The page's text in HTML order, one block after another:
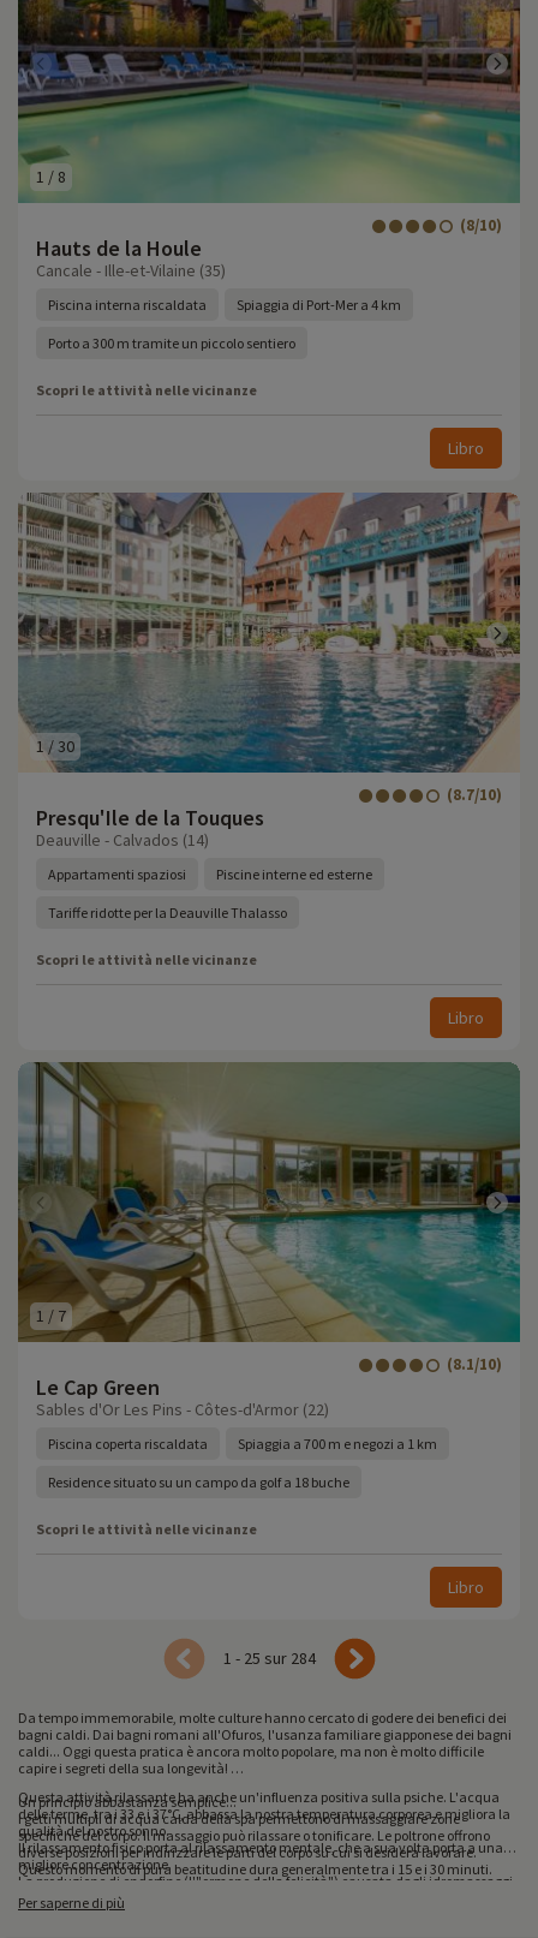
1 / 8
Hauts de la Houle
(8/10)
Cancale - Ille-et-Vilaine (35)
Piscina interna riscaldata Spiaggia di Port-Mer a 4 km
Porto a 300 m tramite un piccolo sentiero
Scopri le attività nelle vicinanze
Libro
1 /30
Presqu'Ile de la Touques
(8.7/10)
Deauville - Calvados (14)
Appartamenti spaziosi Piscine interne ed esterne
Tariffe ridotte per la Deauville Thalasso
Scopri le attività nelle vicinanze
Libro
1 / 7
Le Cap Green
(8.1/10)
Sables d'Or Les Pins - Côtes-d'Armor (22)
Piscina coperta riscaldata Spiaggia a 700 m e negozi a 1 km
Residence situato su un campo da golf a 18 buche
Scopri le attività nelle vicinanze
Libro
1 - 25 sur 284
Da tempo immemorabile, molte culture hanno cercato di godere dei benefici dei
bagni caldi. Dai bagni romani all'Ofuros, l'usanza familiare giapponese dei bagni
caldi... Oggi questa pratica è ancora molto popolare, ma non è molto difficile
capire i segreti della sua longevità!
Un principio abbastanza semplice...
I getti multipli di acqua calda della spa permettono di massaggiare zone
specifiche del corpo. Il massaggio può rilassare o tonificare. Le poltrone offrono
diverse posizioni per indirizzare le parti del corpo su cui si desidera lavorare.
Questo momento di pura beatitudine dura generalmente tra i 15 e i 30 minuti.
Per una serie di benefici!
Questa attività rilassante ha anche un'influenza positiva sulla psiche. L'acqua
delle terme, tra i 33 e i 37°C, abbassa la nostra temperatura corporea e migliora la
qualità del nostro sonno.
Il rilassamento fisico porta al rilassamento mentale, che a sua volta porta a una
migliore concentrazione.
La produzione di endorfine (l'"ormone della felicità") causata dagli idromassaggi
di acqua calda dà una sensazione di felicità e aiuta a ridurre l'ansia e lo stress
quotidiano. Ecco perché la spa è un buon rimedio se si è soggetti a emicrania.
Per saperne di più